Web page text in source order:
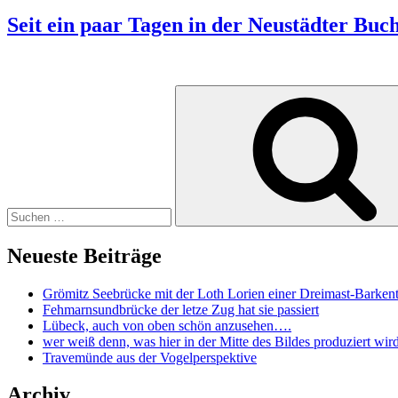
Seit ein paar Tagen in der Neustädter
Neueste Beiträge
Grömitz Seebrücke mit der Loth Lorien einer Dreimast-
Fehmarnsundbrücke der letze Zug hat sie passiert
Lübeck, auch von oben schön anzusehen….
wer weiß denn, was hier in der Mitte des Bildes produziert
Travemünde aus der Vogelperspektive